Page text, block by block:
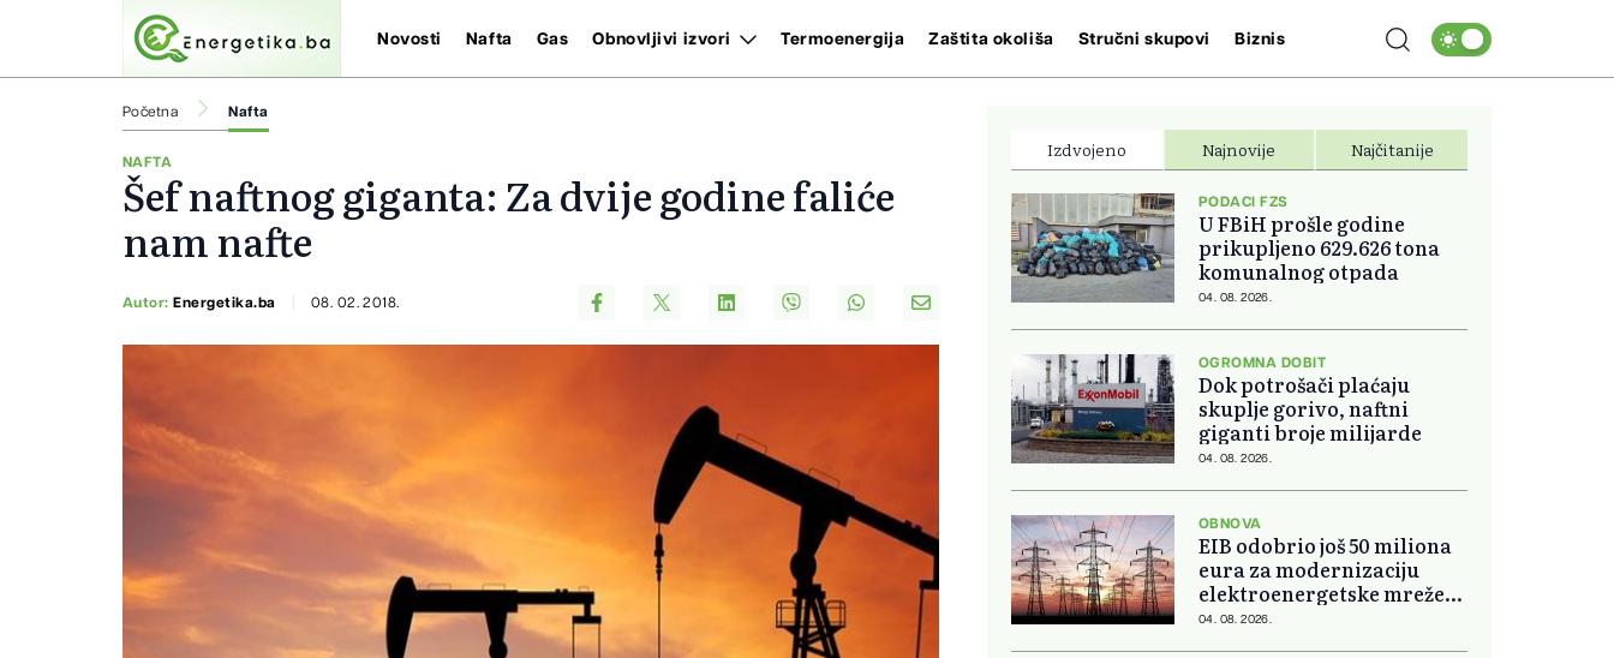
Novosti Nafta Gas Obnovljivi izvori Termoenergija Zaštita okoliša Stručni skupovi Biznis
Početna Nafta
NAFTA
Šef naftnog giganta: Za dvije godine faliće
nam nafte
Autor:Energetika.ba 08. 02. 2018.
Izdvojeno Najnovije Najčitanije
PODACI FZS
U FBiH prošle godine
prikupljeno 629.626 tona
komunalnog otpada
04. 08. 2026.
OGROMNA DOBIT
Dok potrošači plaćaju
skuplje gorivo, naftni
giganti broje milijarde
04. 08. 2026.
OBNOVA
EIB odobrio još 50 miliona
eura za modernizaciju
elektroenergetske mreže
Slovačke
04. 08. 2026.